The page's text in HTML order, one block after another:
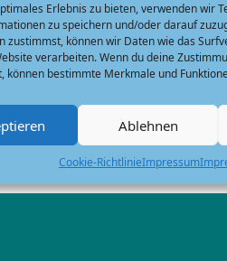
Erlebnis zu bieten, verwenden wir
zu speichern und/oder darauf
zustimmst, können wir Daten wie das
verarbeiten. Wenn du deine
können bestimmte Merkmale und
Ablehnen
Cookie-RichtlinieImpressum
最新评论
Es sind keine Kommentare
vorhanden.